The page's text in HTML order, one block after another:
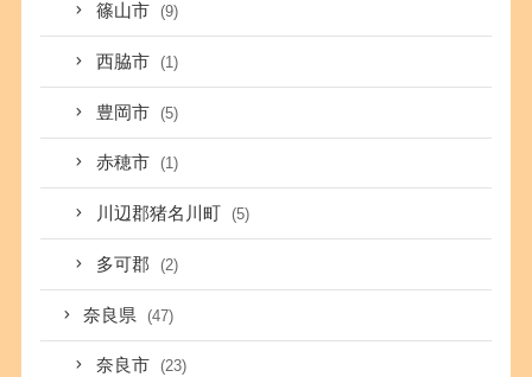
篠山市 (9)
西脇市 (1)
豊岡市 (5)
赤穂市 (1)
川辺郡猪名川町 (5)
多可郡 (2)
奈良県 (47)
奈良市 (23)